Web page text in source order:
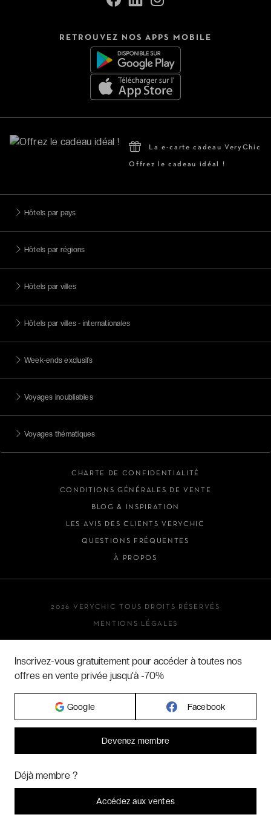
RETROUVEZ NOS APPS MOBILE
La e-carte cadeau VeryChic
Offrez le cadeau idéal !
Hôtels par pays
Hôtels par régions
Hôtels par villes
Hôtels par villes - internationales
Week-ends exclusifs
Voyages inoubliables
Voyages thématiques
CHARTE DE CONFIDENTIALITÉ
CONDITIONS GÉNÉRALES DE VENTE
BLOG & INSPIRATION
LES AVIS DES CLIENTS VERYCHIC
QUESTIONS FRÉQUENTES
À PROPOS
2026 VERYCHIC TOUS DROITS RÉSERVÉS
MENTIONS LÉGALES
Inscrivez-vous gratuitement pour accéder à toutes nos
offres en vente privée jusqu'à -70%
Google Facebook
Devenez membre
Déjà membre ?
Accédez aux ventes
Marketing? Vous pouvez toujours modifier ou retirer votre
Je refuse C'est bon.